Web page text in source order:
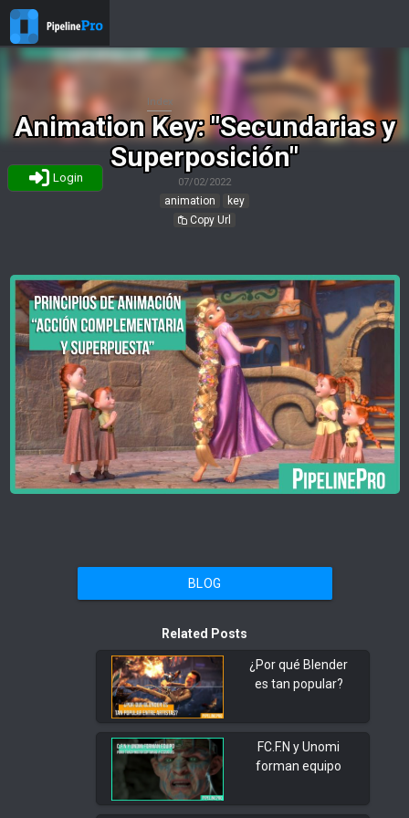
Login
Animation Key: "Secundarias y
Superposición"
07/02/2022
animation
key
Copy Url
Index
BLOG
Related Posts
¿Por qué Blender
es tan popular?
FC.F.N y Unomi
forman equipo